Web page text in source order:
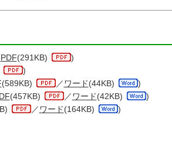
PDF(291KB)
)
)
(589KB) ／ ワード(44KB)
)
(457KB) ／ ワード(42KB)
)
／ ワード(164KB) )